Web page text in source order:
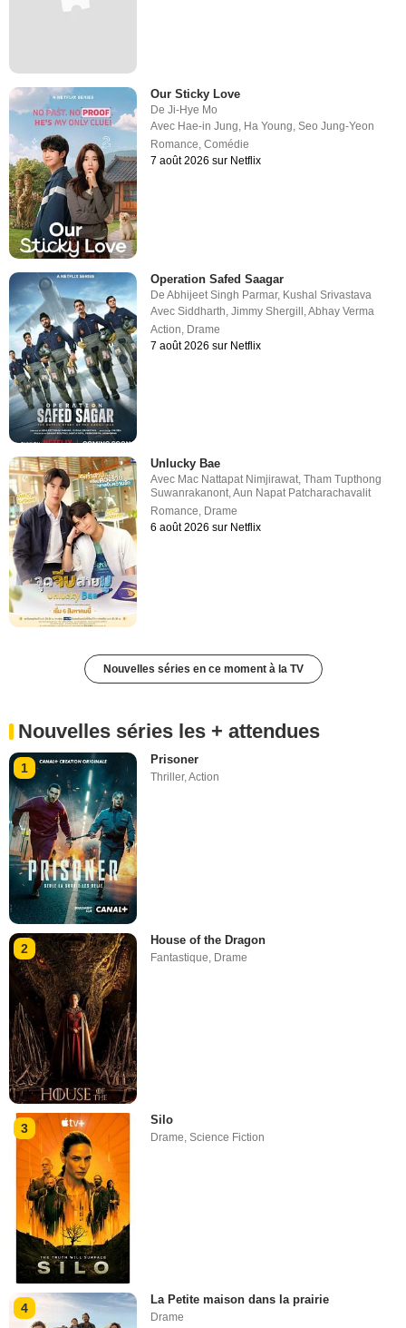
Our Sticky Love
DeJi-Hye Mo
Avec Hae-in Jung, Ha Young,Seo Jung-Yeon
Romance,Comédie
7 août 2026 sur Netflix
Operation Safed Saagar
DeAbhijeet Singh Parmar, Kushal Srivastava
AvecSiddharth ,Jimmy Shergill ,Abhay Verma
Action Drame
7 août 2026 sur Netflix
Unlucky Bae
Avec Mac Nattapat Nimjirawat,Tham Tupthong
Suwanrakanont,Aun Napat Patcharachavalit
Romance, Drame
6 août 2026 sur Netflix
Nouvelles séries en ce moment à la TV
Nouvelles séries les + attendues
1
Prisoner
Thriller,Action
2
House of the Dragon
Fantastique Drame
3
Silo
Drame,Science Fiction
4
La Petite maison dans la prairie
Drame